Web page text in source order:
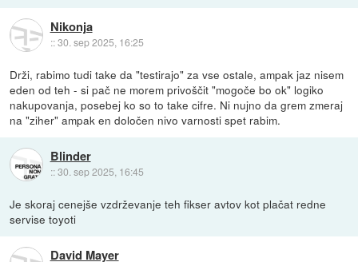
Nikonja
::30. sep 2025, 16:25
Drži, rabimo tudi take da "testirajo" za vse ostale, ampak jaz nisem
eden od teh - si pač ne morem privoščit "mogoče bo ok" logiko
nakupovanja, posebej ko so to take cifre. Ni nujno da grem zmeraj
na "ziher" ampak en določen nivo varnosti spet rabim.
Blinder
::30. sep 2025, 16:45
Je skoraj cenejše vzdrževanje teh fikser avtov kot plačat redne
servise toyoti
David Mayer